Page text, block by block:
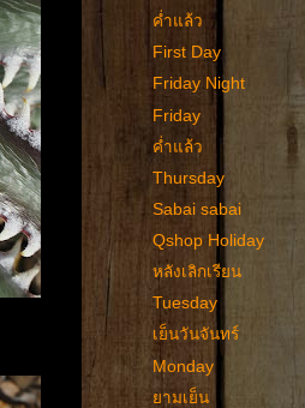
ค่ำแล้ว
First Day
Friday Night
Friday
ค่ำแล้ว
Thursday
Sabai sabai
Qshop Holiday
หลังเลิกเรียน
Tuesday
เย็นวันจันทร์
Monday
ยามเย็น